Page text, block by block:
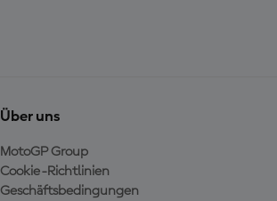
Über uns
MotoGP Group
Cookie-Richtlinien
Geschäftsbedingungen